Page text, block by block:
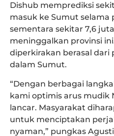
Dishub memprediksi
masuk ke Sumut selama
sementara sekitar 7,6
meninggalkan provinsi
diperkirakan berasal dari
dalam Sumut.
“Dengan berbagai
kami optimis arus mudik
lancar. Masyarakat
untuk menciptakan
nyaman,” pungkas